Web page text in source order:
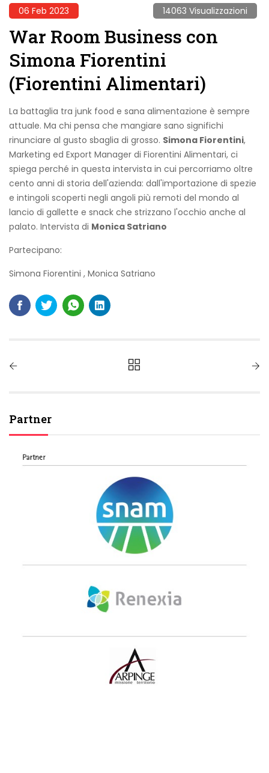
06 Feb 2023 14063 Visualizzazioni
War Room Business con
Simona Fiorentini
(Fiorentini Alimentari)
La battaglia tra junk food e sana alimentazione è sempre
attuale. Ma chi pensa che mangiare sano significhi
rinunciare al gusto sbaglia di grosso. Simona Fiorentini,
Marketing ed Export Manager di Fiorentini Alimentari, ci
spiega perché in questa intervista in cui percorriamo oltre
cento anni di storia dell'azienda: dall'importazione di spezie
e intingoli scoperti negli angoli più remoti del mondo al
lancio di gallette e snack che strizzano l'occhio anche al
palato. Intervista di Monica Satriano
Partecipano:
Simona Fiorentini , Monica Satriano
Partner